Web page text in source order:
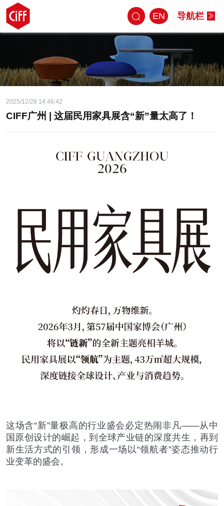
EN 导航栏
2025/12/26 14:46:42
CIFF广州 | 这届民用家具展含“新”量太高了！
这场含“新”量极高的行业盛会必定热闹非凡——从中
国原创设计的崛起，到全球产业链的深度共生，再到
新生活方式的引领，形成一场以“领航者”姿态推动行
业变革的盛会。